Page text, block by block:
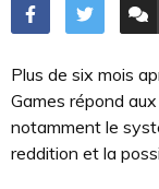
Plus de six mois
Games répond
notamment le
reddition et la